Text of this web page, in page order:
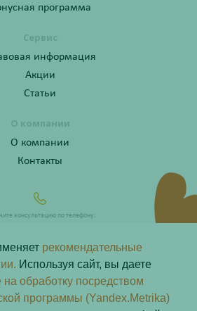
программа
Сервис
информация
Акции
Статьи
О компании
О компании
Контакты
консультацию по телефону:
справочный характер и не является публичной офертой
статьи 437 Гражданского кодекса Российской Федерации.
рекомендательные
Используя сайт, вы даете
на обработку посредством
программы (Yandex.Metrika)